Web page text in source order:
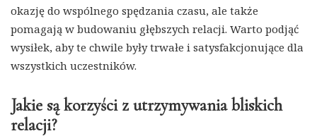
okazję do wspólnego spędzania czasu, ale także
pomagają w budowaniu głębszych relacji. Warto podjąć
wysiłek, aby te chwile były trwałe i satysfakcjonujące dla
wszystkich uczestników.
Jakie są korzyści z utrzymywania bliskich
relacji?